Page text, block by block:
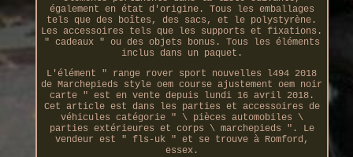
également en état d'origine. Tous les emballages
tels que des boîtes, des sacs, et le polystyrène.
Les accessoires tels que les supports et fixations.
" cadeaux " ou des objets bonus. Tous les éléments
inclus dans un paquet.
L'élément " range rover sport nouvelles l494 2018
de Marchepieds style oem course ajustement oem noir
carte " est en vente depuis lundi 16 avril 2018.
Cet article est dans les parties et accessoires de
véhicules catégorie " \ pièces automobiles \
parties extérieures et corps \ marchepieds ". Le
vendeur est " fls-uk " et se trouve à Romford,
essex.